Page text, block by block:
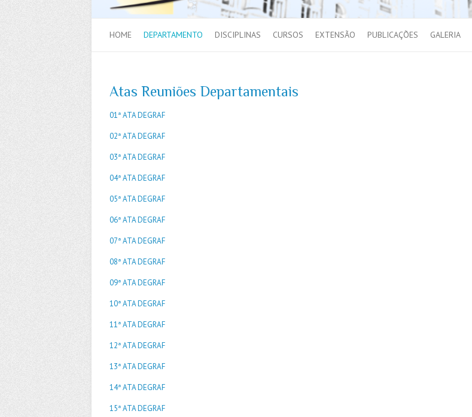
HOME DEPARTAMENTO DISCIPLINAS CURSOS EXTENSÃO PUBLICAÇÕES GALERIA
Atas Reuniões Departamentais
01ª ATA DEGRAF
02ª ATA DEGRAF
03ª ATA DEGRAF
04ª ATA DEGRAF
05ª ATA DEGRAF
06ª ATA DEGRAF
07ª ATA DEGRAF
08ª ATA DEGRAF
09ª ATA DEGRAF
10ª ATA DEGRAF
11ª ATA DEGRAF
12ª ATA DEGRAF
13ª ATA DEGRAF
14ª ATA DEGRAF
15ª ATA DEGRAF